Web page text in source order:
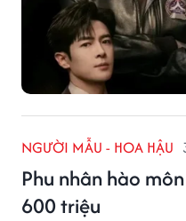
NGƯỜI MẪU - HOA HẬU
Phu nhân hào
600 triệu